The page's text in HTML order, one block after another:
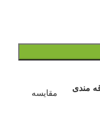
مندی
مقایسه